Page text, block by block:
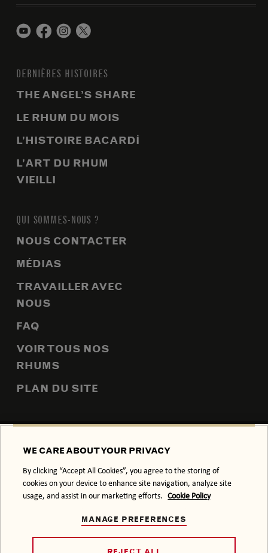
DERNIÈRES HISTOIRES
THE ANGEL’S SHARE
LE RHUM DU MOIS
L’HISTOIRE BACARDÍ
L’ART DU RHUM
VIEILLI
QUI SOMMES-NOUS ?
NOUS CONTACTER
MÉDIAS
TRAVAILLER AVEC
NOUS
FAQ
VOIR TOUS NOS
RHUMS
PLAN DU SITE
CONDITIONS GÉNÉRALES
NOTRE SAVOIR-FAIRE SE DÉGUSTE AVEC SAGESSE.
© 2026 BACARDÍ, SON HABILLAGE COMMERCIAL ET LE
WE CARE ABOUT YOUR PRIVACY
By clicking “Accept All Cookies”, you agree to the storing of
cookies on your device to enhance site navigation, analyze site
usage, and assist in our marketing efforts. Cookie Policy
MANAGE PREFERENCES